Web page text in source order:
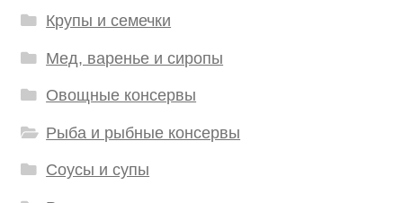
Крупы и семечки
Мед, варенье и сиропы
Овощные консервы
Рыба и рыбные консервы
Соусы и супы